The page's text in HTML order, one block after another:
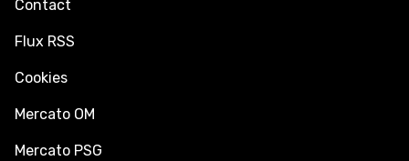
Contact
Flux RSS
Cookies
Mercato OM
Mercato PSG